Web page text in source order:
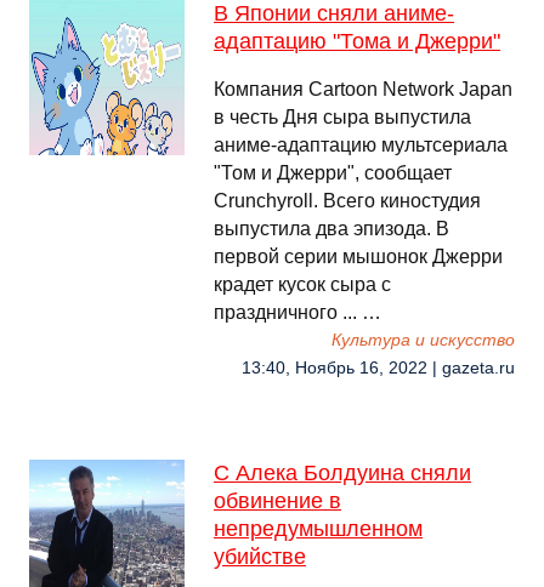
В Японии сняли аниме-
адаптацию "Тома и Джерри"
Компания Cartoon Network Japan
в честь Дня сыра выпустила
аниме-адаптацию мультсериала
"Том и Джерри", сообщает
Crunchyroll. Всего киностудия
выпустила два эпизода. В
первой серии мышонок Джерри
крадет кусок сыра с
праздничного ... …
Культура и искусство
13:40, Ноябрь 16, 2022 | gazeta.ru
С Алека Болдуина сняли
обвинение в
непредумышленном
убийстве